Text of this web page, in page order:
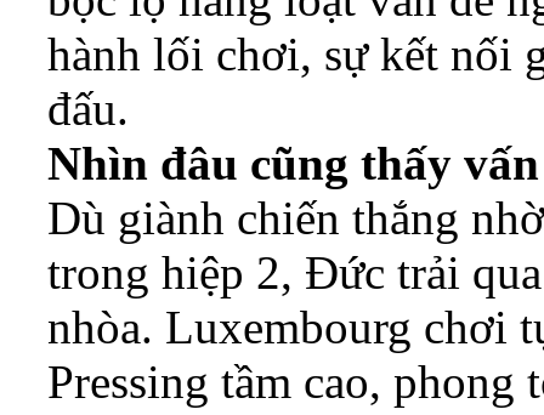
hành lối chơi, sự kết nối
đấu.
Nhìn đâu cũng thấy
Dù giành chiến thắng
trong hiệp 2, Đức trải
nhòa. Luxembourg chơi
Pressing tầm cao,